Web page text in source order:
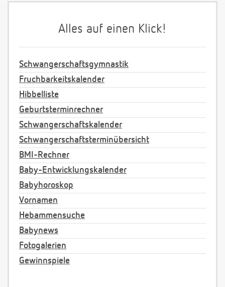
Alles auf einen Klick!
Schwangerschaftsgymnastik
Fruchbarkeitskalender
Hibbelliste
Geburtsterminrechner
Schwangerschaftskalender
Schwangerschaftsterminübersicht
BMI-Rechner
Baby-Entwicklungskalender
Babyhoroskop
Vornamen
Hebammensuche
Babynews
Fotogalerien
Gewinnspiele